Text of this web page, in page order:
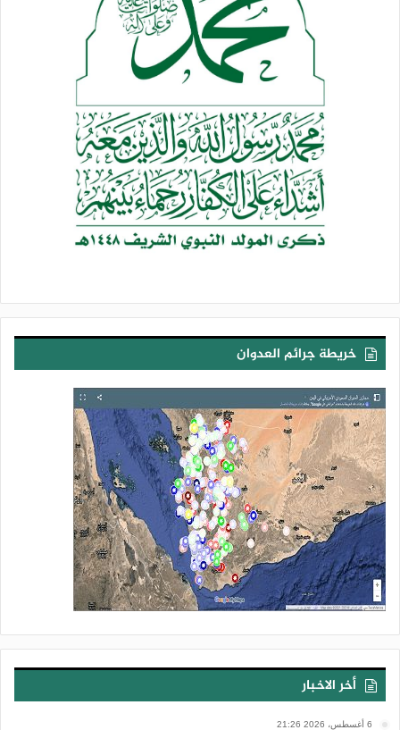
خريطة جرائم العدوان
أخر الاخبار
6 أغسطس، 2026 21:26